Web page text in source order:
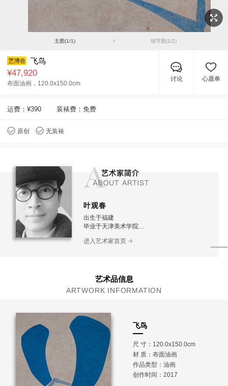
主图(1/1) > 细节图(1/2)
飞鸟
¥47,920
布面油画， 120.0x150.0cm
讨论 心愿单
运费： ¥390 装裱费：免费
原创 无装裱
叶观春
出生于福建
毕业于天津美术学院
进入艺术家首页
艺术品信息
ARTWORK INFORMATION
飞鸟
尺 寸：120.0x150.0cm
材 质： 布面油画
作品类型：油画
创作时间：2017